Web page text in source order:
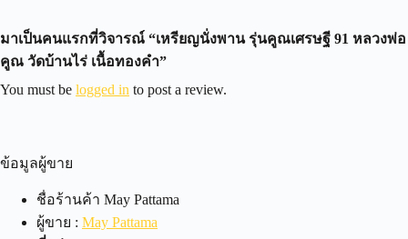
มาเป็นคนแรกที่วิจารณ์ “เหรียญนั่งพาน รุ่นคูณเศรษฐี 91 หลวงพ่อ
คูณ วัดบ้านไร่ เนื้อทองคำ”
You must be logged in to post a review.
ข้อมูลผู้ขาย
ชื่อร้านค้า May Pattama
ผู้ขาย : May Pattama